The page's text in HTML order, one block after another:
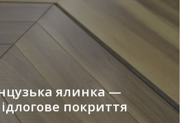
ялинка —
покриття